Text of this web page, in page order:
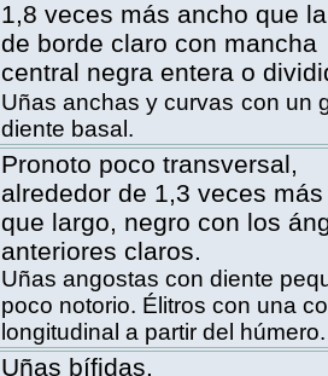
1,8 veces más ancho que
de borde claro con mancha
central negra entera o
Uñas anchas y curvas con un
diente basal.
Pronoto poco transversal,
alrededor de 1,3 veces
que largo, negro con los
anteriores claros.
Uñas angostas con diente
poco notorio. Élitros con una
longitudinal a partir del húmero.
Uñas bífidas.